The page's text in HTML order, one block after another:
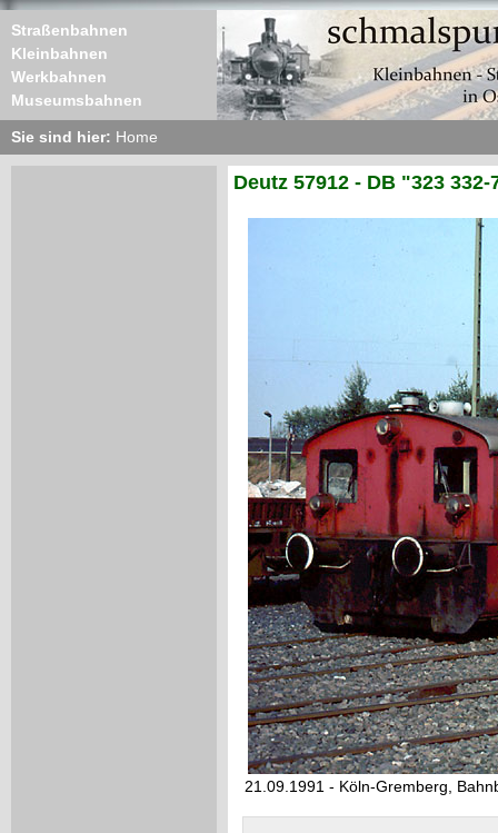
Straßenbahnen
Kleinbahnen
Werkbahnen
Museumsbahnen
Sie sind hier: Home
Deutz 57912 - DB "323 332-
21.09.1991 - Köln-Gremberg,